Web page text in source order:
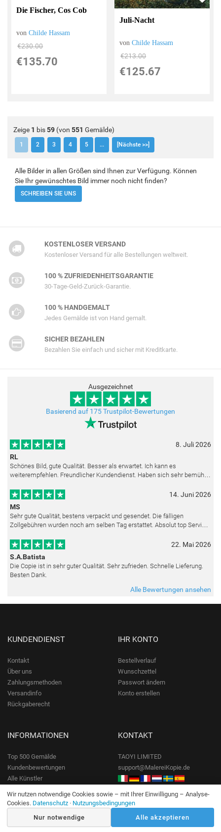
Die Fischer, Cos Cob
vonChilde Hassam
€230.00
€135.70
Juli-Nacht
vonChilde Hassam
€213.00
€125.67
Zeige 1 bis59 (von 551 Gemälde)
1 2 3 4 5 ... [Nächste >>]
Alle Bilder in allen Größen sind Ihnen zur Verfügung. Können
Sie Ihr gewünschtes Bild immer noch nicht finden?
SCHREIBEN SIE UNS
KOSTENLOSER VERSAND
Kostenloser Versand für alle Bestellungen weltweit.
100 % ZUFRIEDENHEITSGARANTIE
30-Tage-Geld-Zurück-Garantie.
100 % HANDGEMALT
Jedes Gemälde ist von Hand gemalt.
SICHER BEZAHLEN
Bezahlen Sie einfach und sicher mit Kreditkarte.
Ausgezeichnet
Basierend auf 175 Trustpilot-Bewertungen
8. Juli 2026
RL
Schönes Bild, gute Qualität. Besser als erwartet. Ich kann es
weiterempfehlen. Freundlicher Kundendienst. Haben sich sehr bemüht
14. Juni 2026
MS
Sehr gute Qualität, bestens verpackt und gesendet. Die fälligen
Zollgebühren wurden noch am selben Tag erstattet. Absolut top Service
22. Mai 2026
S.A.Batista
Die Copie ist in sehr guter Qualität. Sehr zufrieden. Schnelle Lieferung.
Besten Dank.
Alle Bewertungen ansehen
KUNDENDIENST
Kontakt
Über uns
Zahlungsmethoden
Versandinfo
Rückgaberecht
IHR KONTO
Bestellverlauf
Wunschzettel
Passwort ändern
Konto erstellen
INFORMATIONEN
Top 500 Gemälde
Kundenbewertungen
Alle Künstler
Nutzungsbedingungen
KONTAKT
TAOYI LIMITED
support@MalereiKopie.de
Wir nutzen notwendige Cookies sowie – mit Ihrer Einwilligung – Analyse-
Cookies. Datenschutz · Nutzungsbedingungen
Nur notwendige
Alle akzeptieren